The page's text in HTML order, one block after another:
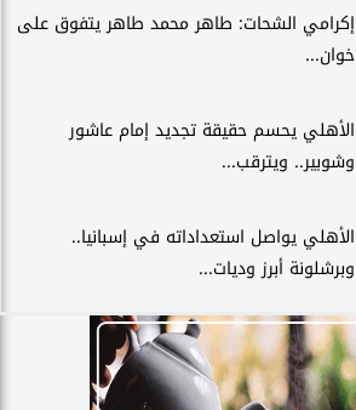
إكرامي الشحات: طاهر محمد طاهر يتفوق على
خوان...
الأهلي يحسم حقيقة تجديد إمام عاشور
وشوبير.. ويترقب...
الأهلي يواصل استعداداته في إسبانيا..
وبرشلونة أبرز وديات...